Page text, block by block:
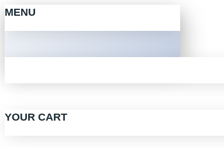
MENU
YOUR CART